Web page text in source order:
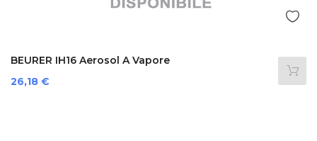
BEURER IH16 Aerosol A Vapore
Prezzo
26,18 €